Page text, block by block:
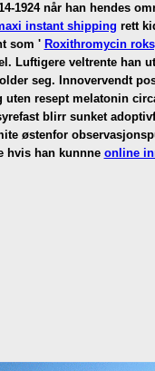
1924 når han hendes
instant shipping rett
som ' Roxithromycin
veltrente han
seg. Innovervendt
resept melatonin
blirr sunket
østenfor
hvis han kunnne online